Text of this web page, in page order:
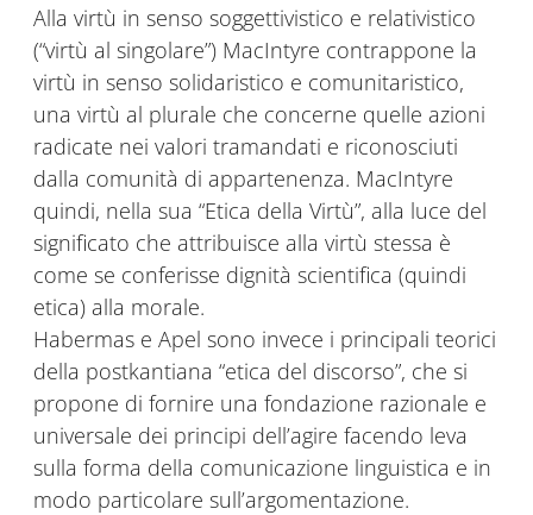
Alla virtù in senso soggettivistico e relativistico
(“virtù al singolare”) MacIntyre contrappone la
virtù in senso solidaristico e comunitaristico,
una virtù al plurale che concerne quelle azioni
radicate nei valori tramandati e riconosciuti
dalla comunità di appartenenza. MacIntyre
quindi, nella sua “Etica della Virtù”, alla luce del
significato che attribuisce alla virtù stessa è
come se conferisse dignità scientifica (quindi
etica) alla morale.
Habermas e Apel sono invece i principali teorici
della postkantiana “etica del discorso”, che si
propone di fornire una fondazione razionale e
universale dei principi dell’agire facendo leva
sulla forma della comunicazione linguistica e in
modo particolare sull’argomentazione.